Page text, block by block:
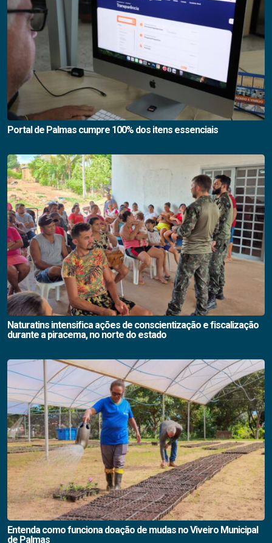
Portal de Palmas cumpre 100% dos itens essenciais
Naturatins intensifica ações de conscientização e fiscalização
durante a piracema, no norte do estado
Entenda como funciona doação de mudas no Viveiro Municipal
de Palmas